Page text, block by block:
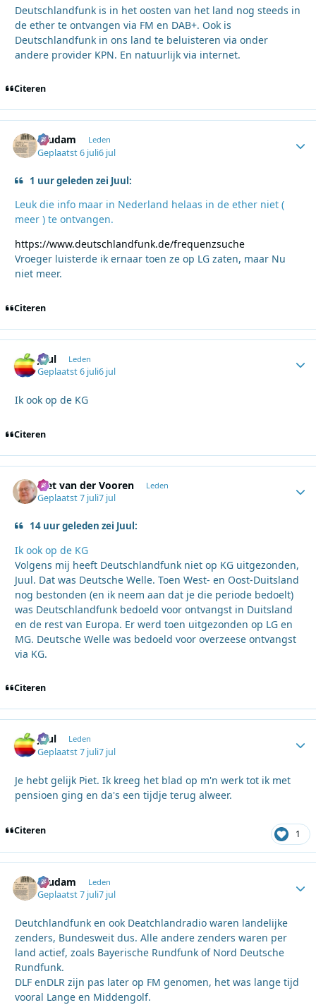
Deutschlandfunk is in het oosten van het land nog steeds in
de ether te ontvangen via FM en DAB+. Ook is
Deutschlandfunk in ons land te beluisteren via onder
andere provider KPN. En natuurlijk via internet.
Citeren
ruudam Leden
Geplaatst6 juli6 jul
1 uur geleden zei Juul:
Leuk die info maar in Nederland helaas in de ether niet (
meer ) te ontvangen.
https://www.deutschlandfunk.de/frequenzsuche
Vroeger luisterde ik ernaar toen ze op LG zaten, maar Nu
niet meer.
Citeren
Juul Leden
Geplaatst6 juli6 jul
Ik ook op de KG
Citeren
Piet van der Vooren Leden
Geplaatst7 juli7 jul
14 uur geleden zei Juul:
Ik ook op de KG
Volgens mij heeft Deutschlandfunk niet op KG uitgezonden,
Juul. Dat was Deutsche Welle. Toen West- en Oost-Duitsland
nog bestonden (en ik neem aan dat je die periode bedoelt)
was Deutschlandfunk bedoeld voor ontvangst in Duitsland
en de rest van Europa. Er werd toen uitgezonden op LG en
MG. Deutsche Welle was bedoeld voor overzeese ontvangst
via KG.
Citeren
Juul Leden
Geplaatst7 juli7 jul
Je hebt gelijk Piet. Ik kreeg het blad op m'n werk tot ik met
pensioen ging en da's een tijdje terug alweer.
Citeren 1
ruudam Leden
Geplaatst7 juli7 jul
Deutchlandfunk en ook Deatchlandradio waren landelijke
zenders, Bundesweit dus. Alle andere zenders waren per
land actief, zoals Bayerische Rundfunk of Nord Deutsche
Rundfunk.
DLF enDLR zijn pas later op FM genomen, het was lange tijd
vooral Lange en Middengolf.